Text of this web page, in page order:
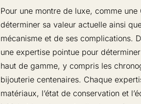
Pour une montre de luxe, comme
déterminer sa valeur actuelle ainsi
mécanisme et de ses complications.
une expertise pointue pour
haut de gamme, y compris les
bijouterie centenaires. Chaque
matériaux, l’état de conservation et